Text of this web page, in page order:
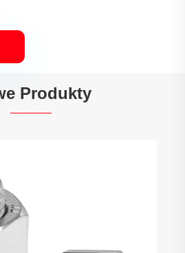
Produkty
skrawaniem CNC